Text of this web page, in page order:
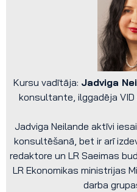
Kursu vadītāja: Jadviga
konsultante, ilggadēja
Jadviga Neilande aktīvi
konsultēšanā, bet ir arī
redaktore un LR Saeimas
LR Ekonomikas ministrijas
darba